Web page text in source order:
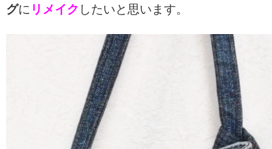
グに リメイク したいと思います。